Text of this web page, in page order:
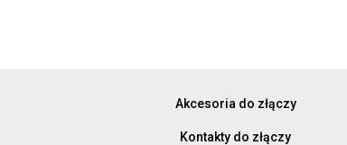
Akcesoria do złączy
Kontakty do złączy